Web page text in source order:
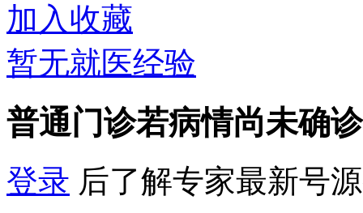
加入收藏
暂无就医经验
普通门诊若病情尚未确
登录 后了解专家最新号